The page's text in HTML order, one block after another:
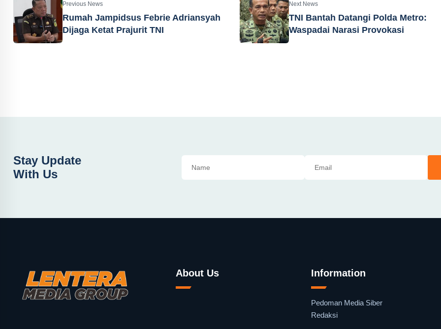
Previous News
Rumah Jampidsus Febrie Adriansyah
Dijaga Ketat Prajurit TNI
Next News
TNI Bantah Datangi Polda Metro:
Waspadai Narasi Provokasi
Stay Update
With Us
About Us Information
Pedoman Media Siber
Redaksi